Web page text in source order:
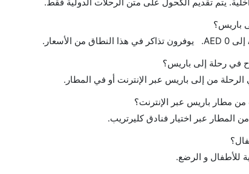
باريس؟
في رحلة إلى باريس؟
الرحلة من إلى باريس عبر الإنترنت أو في المطار.
مطار باريس عبر الإنترنت؟
المطار عبر اختيار فنادق كليرتريب.
للأطفال و الرضع.